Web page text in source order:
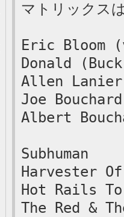
マトリックス
Eric Bloom
Donald
Allen
Joe
Albert
Subhuman
Harvester
Hot Rails
The Red &